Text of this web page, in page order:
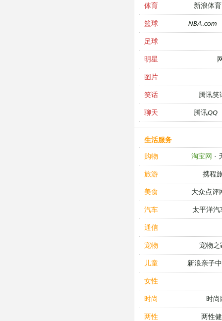
体育 新浪体育
篮球 NBA.com
足球
明星
图片
笑话 腾讯笑
聊天 腾讯QQ
生活服务
购物
淘宝网 ·
旅游 携程
美食 大众点评
汽车 太平洋汽
通信
宠物 宠物之
儿童 新浪亲子
女性
时尚 时尚
两性 两性